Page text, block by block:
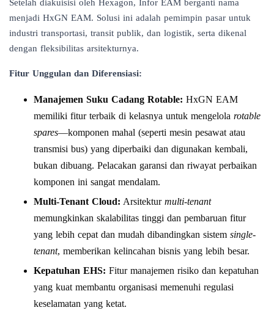
Setelah diakuisisi oleh Hexagon, Infor EAM berganti nama
menjadi HxGN EAM. Solusi ini adalah pemimpin pasar untuk
industri transportasi, transit publik, dan logistik, serta dikenal
dengan fleksibilitas arsitekturnya.
Fitur Unggulan dan Diferensiasi:
Manajemen Suku Cadang Rotable: HxGN EAM
memiliki fitur terbaik di kelasnya untuk mengelola rotable
spares—komponen mahal (seperti mesin pesawat atau
transmisi bus) yang diperbaiki dan digunakan kembali,
bukan dibuang. Pelacakan garansi dan riwayat perbaikan
komponen ini sangat mendalam.
Multi-Tenant Cloud: Arsitektur multi-tenant
memungkinkan skalabilitas tinggi dan pembaruan fitur
yang lebih cepat dan mudah dibandingkan sistem single-
tenant, memberikan kelincahan bisnis yang lebih besar.
Kepatuhan EHS: Fitur manajemen risiko dan kepatuhan
yang kuat membantu organisasi memenuhi regulasi
keselamatan yang ketat.